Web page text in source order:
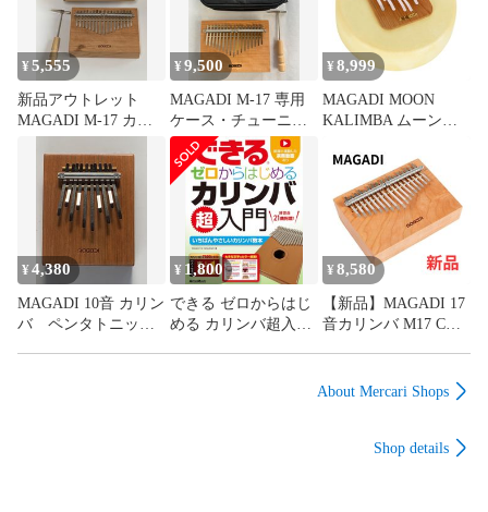
¥5,555
新品アウトレット
MAGADI M-17 カリ
ンバ 17音Cメジャー
¥9,500
MAGADI M-17 専用
ケース・チューニン
グハンマー セット
Cメジャー17音
¥ 8,999
MAGADI MOON
KALIMBA ムーンカ
ック
¥4,380
MAGADI 10音 カリン
バ ペンタトニック
¥ 1,800
できる ゼロからはじ
める カリンバ超入門
¥ 8,580
【新品】MAGADI 17
音カリンバ M17 Cメ
About Mercari Shops
Shop details